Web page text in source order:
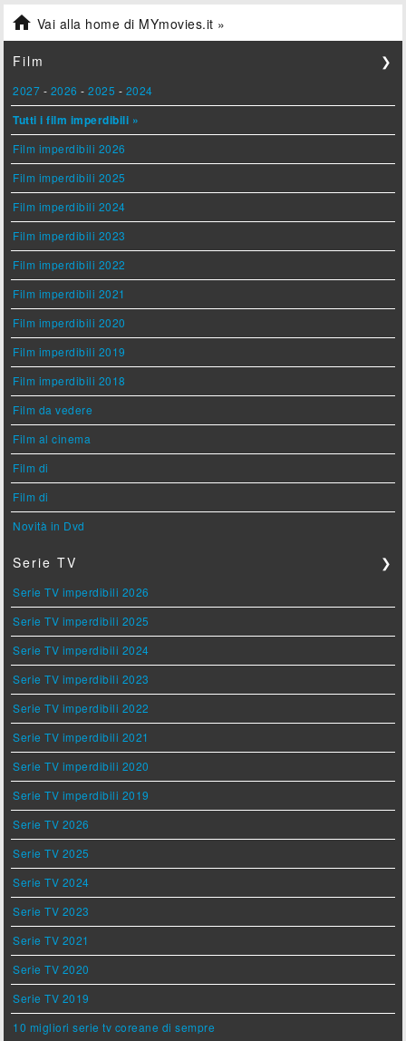
 Vai alla home di MYmovies.it »
Film ❯
2027 - 2026 -2025 - 2024
Tutti i film imperdibili »
Film imperdibili 2026
Film imperdibili 2025
Film imperdibili 2024
Film imperdibili 2023
Film imperdibili 2022
Film imperdibili 2021
Film imperdibili 2020
Film imperdibili 2019
Film imperdibili 2018
Film da vedere
Film al cinema
Film di
Film di
Novità in Dvd
Serie TV ❯
Serie TV imperdibili 2026
Serie TV imperdibili 2025
Serie TV imperdibili 2024
Serie TV imperdibili 2023
Serie TV imperdibili 2022
Serie TV imperdibili 2021
Serie TV imperdibili 2020
Serie TV imperdibili 2019
Serie TV 2026
Serie TV 2025
Serie TV 2024
Serie TV 2023
Serie TV 2021
Serie TV 2020
Serie TV 2019
10 migliori serie tv coreane di sempre